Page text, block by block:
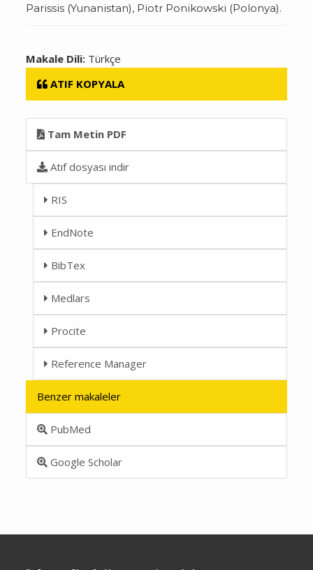
Parissis (Yunanistan), Piotr Ponikowski (Polonya).
Makale Dili: Türkçe
ATIF KOPYALA
Tam Metin PDF
Atıf dosyası indir
RIS
EndNote
BibTex
Medlars
Procite
Reference Manager
Benzer makaleler
PubMed
Google Scholar